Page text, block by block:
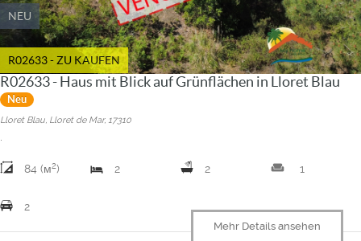
NEU
R02633 - ZU KAUFEN
R02633 - Haus mit Blick auf Grünflächen in Lloret Blau
Neu
Lloret Blau, Lloret de Mar, 17310
.
84 (м2) 2 2 weekend 1
2
Mehr Details ansehen